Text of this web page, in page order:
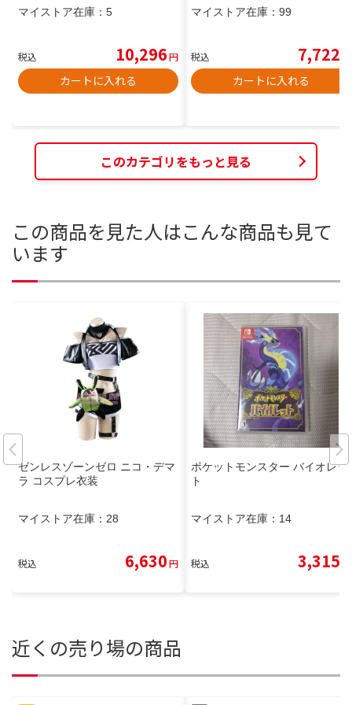
マイストア在庫： 5
税込 10,296円
カートに入れる
マイストア在庫： 99
税込 7,722
カートに入れる
このカテゴリをもっと見る
この商品を見た人はこんな商品も見て
います
ゼンレスゾーンゼロ ニコ・デマ
ラ コスプレ衣装
マイストア在庫： 28
税込 6,630円
ポケットモンスター バイオレッ
ト
マイストア在庫： 14
税込 3,315
近くの売り場の商品